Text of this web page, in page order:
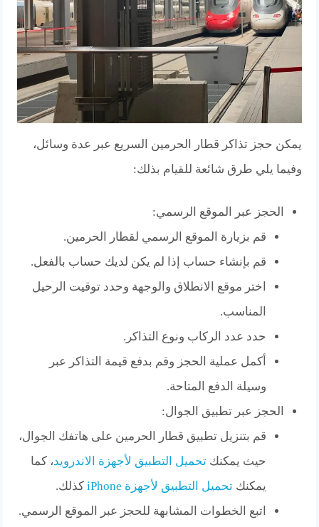
يمكن حجز تذاكر قطار الحرمين السريع عبر عدة وسائل،
وفيما يلي طرق شائعة للقيام بذلك:
الحجز عبر الموقع الرسمي:
قم بزيارة الموقع الرسمي لقطار الحرمين.
قم بإنشاء حساب إذا لم يكن لديك حساب بالفعل.
اختر موقع الانطلاق والوجهة وحدد توقيت الرحيل
المناسب.
حدد عدد الركاب ونوع التذاكر.
أكمل عملية الحجز وقم بدفع قيمة التذاكر عبر
وسيلة الدفع المتاحة.
الحجز عبر تطبيق الجوال:
قم بتنزيل تطبيق قطار الحرمين على هاتفك الجوال،
حيث يمكنكتحميل التطبيق لأجهزة الاندرويد، كما
يمكنكتحميل التطبيق لأجهزة iPhone
كذلك.
اتبع الخطوات المشابهة للحجز عبر الموقع الرسمي.